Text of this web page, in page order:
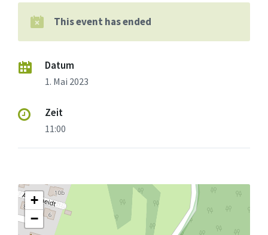
This event has ended
Datum
1. Mai 2023
Zeit
11:00
+
−